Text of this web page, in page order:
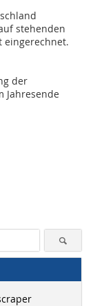
stehenden
eingerechnet.
der
Jahresende